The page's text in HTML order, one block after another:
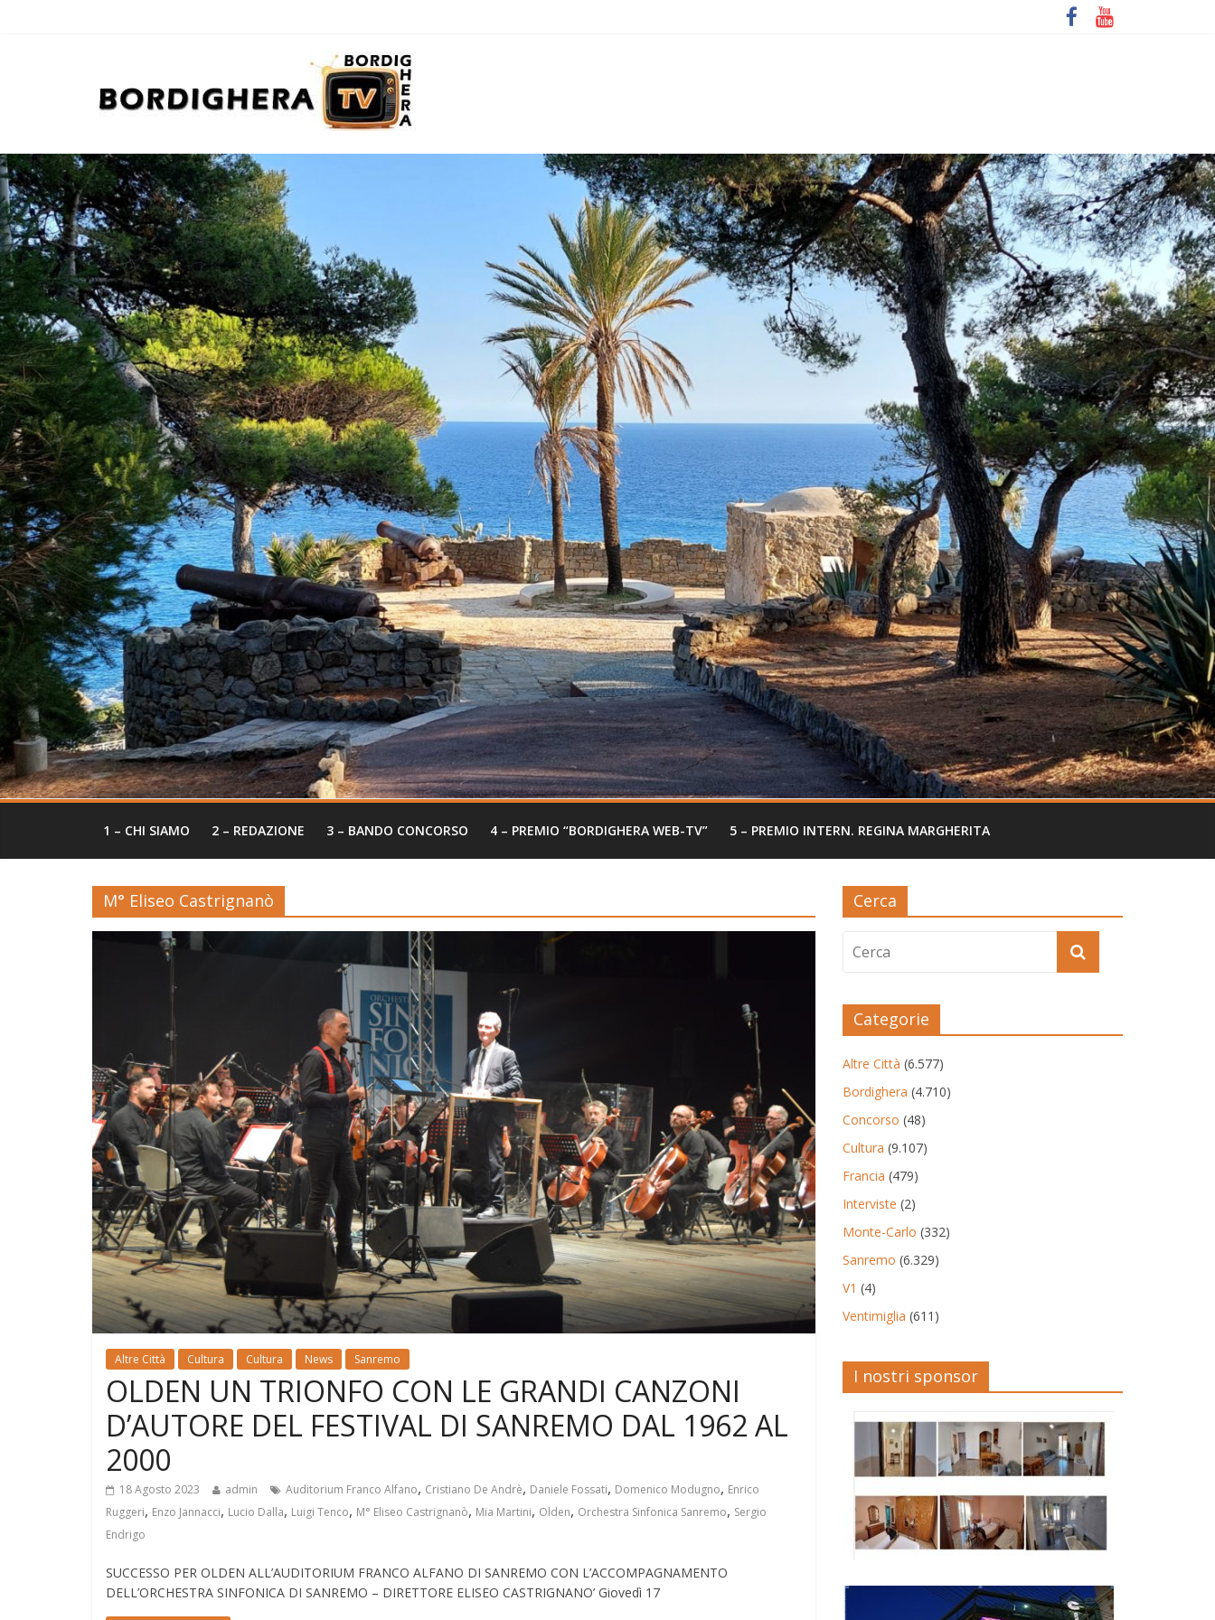
1 – CHI SIAMO 2 – REDAZIONE 3 – BANDO CONCORSO 4 – PREMIO “BORDIGHERA WEB-TV” 5 – PREMIO INTERN. REGINA MARGHERITA
M° Eliseo Castrignanò
Altre Città Cultura Cultura News Sanremo
OLDEN UN TRIONFO CON LE GRANDI CANZONI
D’AUTORE DEL FESTIVAL DI SANREMO DAL 1962 AL
2000
18 Agosto 2023 admin Auditorium Franco Alfano, Cristiano De Andrè, Daniele Fossati, Domenico Modugno, Enrico
Ruggeri, Enzo Jannacci, Lucio Dalla, Luigi Tenco, M° Eliseo Castrignanò, Mia Martini, Olden, Orchestra Sinfonica Sanremo, Sergio
Endrigo
SUCCESSO PER OLDEN ALL’AUDITORIUM FRANCO ALFANO DI SANREMO CON L’ACCOMPAGNAMENTO
DELL’ORCHESTRA SINFONICA DI SANREMO – DIRETTORE ELISEO CASTRIGNANO’ Giovedì 17
Cerca
Categorie
Altre Città (6.577)
Bordighera (4.710)
Concorso (48)
Cultura (9.107)
Francia (479)
Interviste (2)
Monte-Carlo (332)
Sanremo (6.329)
V1 (4)
Ventimiglia (611)
I nostri sponsor